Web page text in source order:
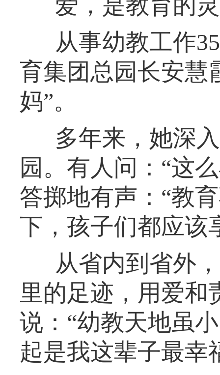
从事幼教工作
育集团总园长安慧
妈”。
多年来，她深
园。有人问：“这
答掷地有声：“教
下，孩子们都应该
从省内到省外
里的足迹，用爱和
说：“幼教天地虽
起是我这辈子最幸